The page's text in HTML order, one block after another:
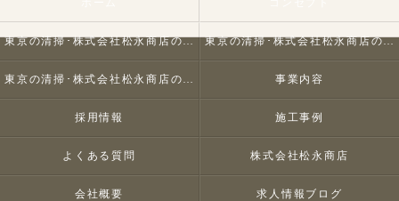
東京の清掃･株式会社松永商店の口コミ情報 東京の清掃･株式会社松永商店の評判
東京の清掃･株式会社松永商店のお客様の声 事業内容
採用情報 施工事例
よくある質問 株式会社松永商店
会社概要 求人情報ブログ